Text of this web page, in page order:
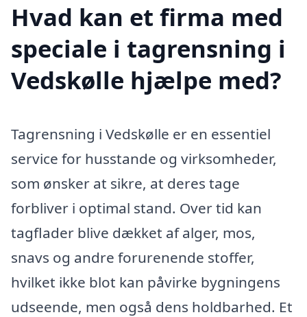
Hvad kan et firma med
speciale i tagrensning i
Vedskølle hjælpe med?
Tagrensning i Vedskølle er en essentiel
service for husstande og virksomheder,
som ønsker at sikre, at deres tage
forbliver i optimal stand. Over tid kan
tagflader blive dækket af alger, mos,
snavs og andre forurenende stoffer,
hvilket ikke blot kan påvirke bygningens
udseende, men også dens holdbarhed. Et